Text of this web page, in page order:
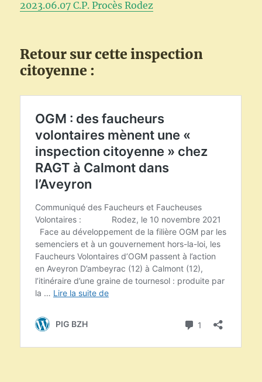
2023.06.07 C.P. Procès Rodez
Retour sur cette inspection
citoyenne :